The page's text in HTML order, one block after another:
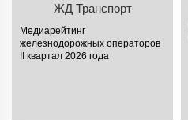
ЖД Транспорт
Медиарейтинг
железнодорожных операторов
II квартал 2026 года